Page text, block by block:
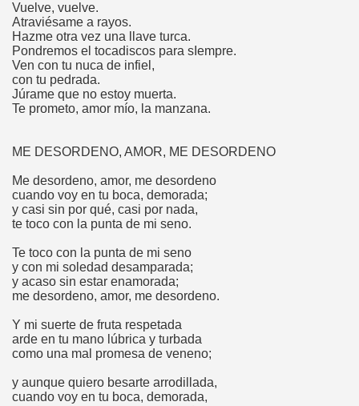
Vuelve, vuelve.
Atraviésame a rayos.
Hazme otra vez una llave turca.
Pondremos el tocadiscos para sIempre.
Ven con tu nuca de infiel,
con tu pedrada.
Júrame que no estoy muerta.
Te prometo, amor mío, la manzana.
ME DESORDENO, AMOR, ME DESORDENO
Me desordeno, amor, me desordeno
cuando voy en tu boca, demorada;
y casi sin por qué, casi por nada,
te toco con la punta de mi seno.
Te toco con la punta de mi seno
y con mi soledad desamparada;
y acaso sin estar enamorada;
me desordeno, amor, me desordeno.
Y mi suerte de fruta respetada
arde en tu mano lúbrica y turbada
como una mal promesa de veneno;
y aunque quiero besarte arrodillada,
cuando voy en tu boca, demorada,